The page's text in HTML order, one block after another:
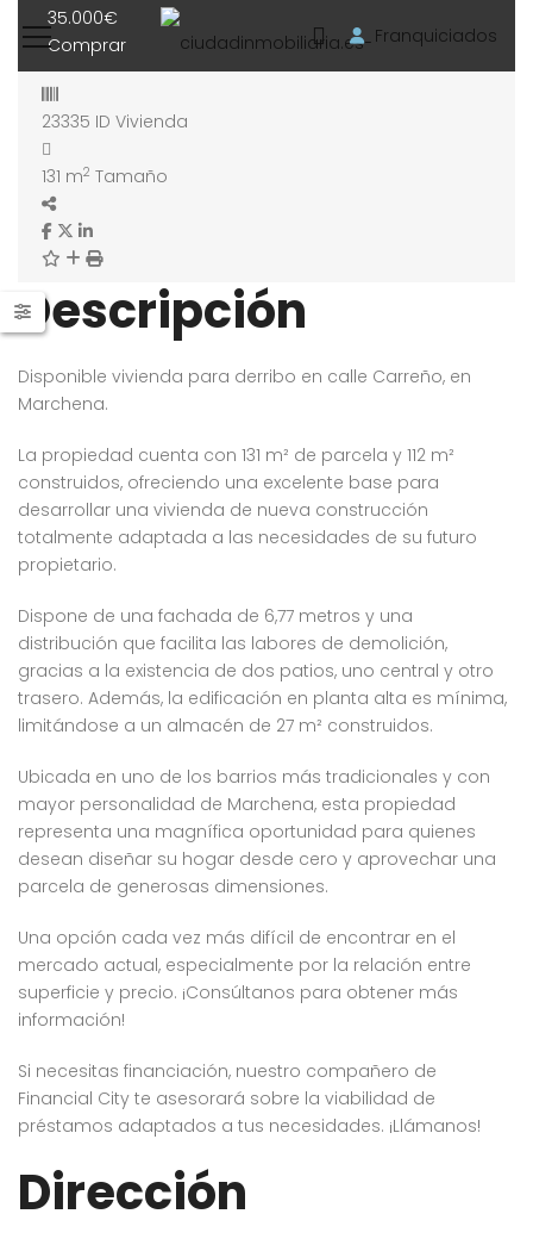
Franquiciados
35.000€
Comprar
23335 ID Vivienda
131 m2 Tamaño
Descripción
Disponible vivienda para derribo en calle Carreño, en
Marchena.
La propiedad cuenta con 131 m² de parcela y 112 m²
construidos, ofreciendo una excelente base para
desarrollar una vivienda de nueva construcción
totalmente adaptada a las necesidades de su futuro
propietario.
Dispone de una fachada de 6,77 metros y una
distribución que facilita las labores de demolición,
gracias a la existencia de dos patios, uno central y otro
trasero. Además, la edificación en planta alta es mínima,
limitándose a un almacén de 27 m² construidos.
Ubicada en uno de los barrios más tradicionales y con
mayor personalidad de Marchena, esta propiedad
representa una magnífica oportunidad para quienes
desean diseñar su hogar desde cero y aprovechar una
parcela de generosas dimensiones.
Una opción cada vez más difícil de encontrar en el
mercado actual, especialmente por la relación entre
superficie y precio. ¡Consúltanos para obtener más
información!
Si necesitas financiación, nuestro compañero de
Financial City te asesorará sobre la viabilidad de
préstamos adaptados a tus necesidades. ¡Llámanos!
Dirección